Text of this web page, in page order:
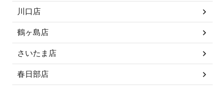
川口店
鶴ヶ島店
さいたま店
春日部店